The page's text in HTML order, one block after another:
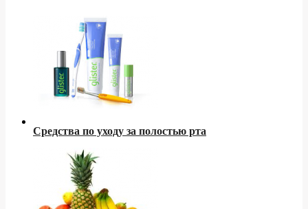
Средства по уходу за полостью рта